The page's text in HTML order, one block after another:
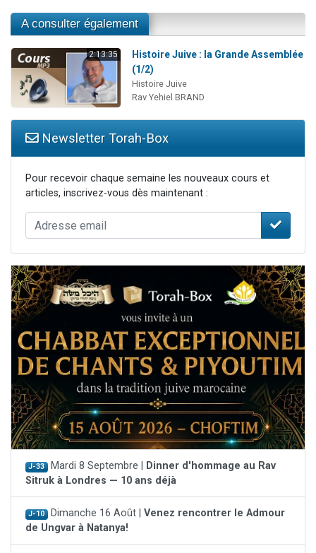
A consulter également
2:13:35
Histoire Juive : la Grande Assemblée
(1/2)
Histoire Juive
Rav Yehiel BRAND
Newsletter Torah-Box
Pour recevoir chaque semaine les nouveaux cours et
articles, inscrivez-vous dès maintenant :
J-33 Mardi 8 Septembre |
Dinner d'hommage au Rav
Sitruk à Londres — 10 ans déjà
J-10 Dimanche 16 Août | Venez rencontrer le Admour
de Ungvar à Natanya!